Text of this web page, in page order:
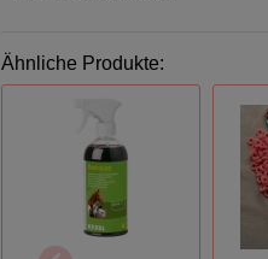
Ähnliche Produkte: